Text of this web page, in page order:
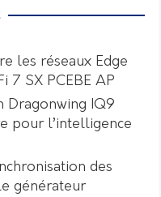
les réseaux Edge
7 SX PCEBE AP
Dragonwing IQ9
pour l’intelligence
des
générateur